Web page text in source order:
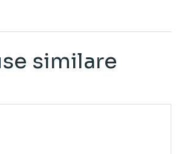
similare